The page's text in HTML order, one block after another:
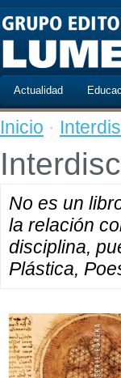
Actualidad
Inicio ·
No es un
la relación
disciplina,
Plástica,